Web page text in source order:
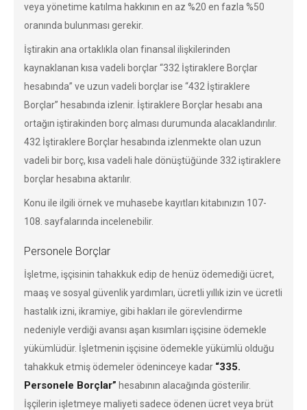
veya yönetime katılma hakkının en az %20 en fazla %50
oranında bulunması gerekir.
İştirakin ana ortaklıkla olan finansal ilişkilerinden
kaynaklanan kısa vadeli borçlar “332 İştiraklere Borçlar
hesabında” ve uzun vadeli borçlar ise “432 İştiraklere
Borçlar” hesabında izlenir. İştiraklere Borçlar hesabı ana
ortağın iştirakinden borç alması durumunda alacaklandırılır.
432 İştiraklere Borçlar hesabında izlenmekte olan uzun
vadeli bir borç, kısa vadeli hale dönüştüğünde 332 iştiraklere
borçlar hesabına aktarılır.
Konu ile ilgili örnek ve muhasebe kayıtları kitabınızın 107-
108. sayfalarında incelenebilir.
Personele Borçlar
İşletme, işçisinin tahakkuk edip de henüz ödemediği ücret,
maaş ve sosyal güvenlik yardımları, ücretli yıllık izin ve ücretli
hastalık izni, ikramiye, gibi hakları ile görevlendirme
nedeniyle verdiği avansı aşan kısımları işçisine ödemekle
yükümlüdür. İşletmenin işçisine ödemekle yükümlü olduğu
tahakkuk etmiş ödemeler ödeninceye kadar “335.
Personele Borçlar” hesabının alacağında gösterilir.
İşçilerin işletmeye maliyeti sadece ödenen ücret veya brüt